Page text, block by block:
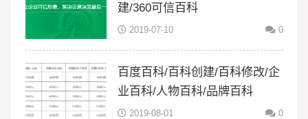
建/360可信百科
2019-07-10 0
百度百科/百科创建/百科修改/企
业百科/人物百科/品牌百科
2019-08-01 0